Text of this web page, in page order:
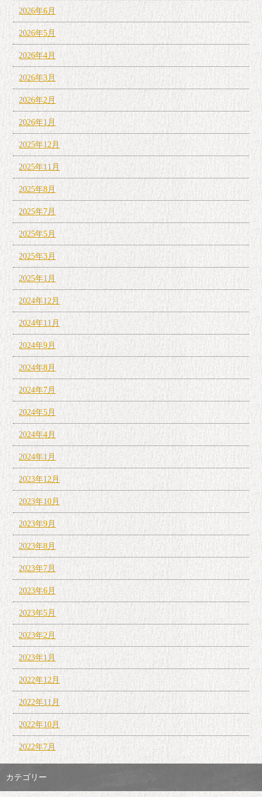
2026年6月
2026年5月
2026年4月
2026年3月
2026年2月
2026年1月
2025年12月
2025年11月
2025年8月
2025年7月
2025年5月
2025年3月
2025年1月
2024年12月
2024年11月
2024年9月
2024年8月
2024年7月
2024年5月
2024年4月
2024年1月
2023年12月
2023年10月
2023年9月
2023年8月
2023年7月
2023年6月
2023年5月
2023年2月
2023年1月
2022年12月
2022年11月
2022年10月
2022年7月
カテゴリー